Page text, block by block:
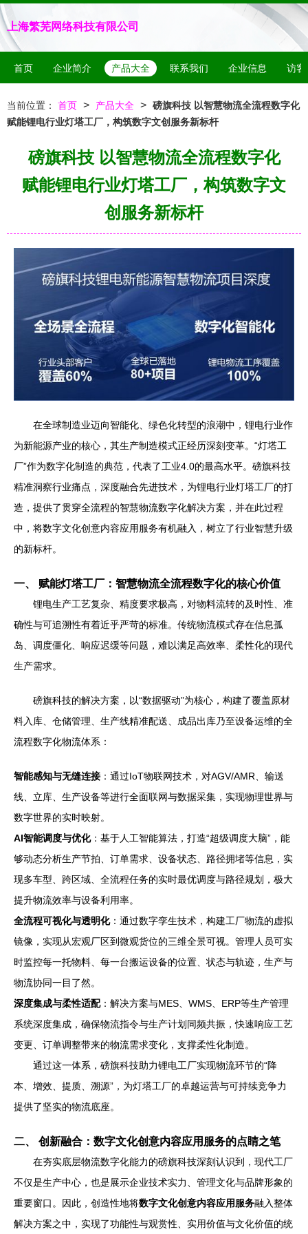
上海繁芜网络科技有限公司
首页 企业简介 产品大全 联系我们 企业信息 访客
当前位置： 首页 > 产品大全 > 磅旗科技 以智慧物流全流程数字化
赋能锂电行业灯塔工厂，构筑数字文创服务新标杆
磅旗科技 以智慧物流全流程数字化
赋能锂电行业灯塔工厂，构筑数字文
创服务新标杆
在全球制造业迈向智能化、绿色化转型的浪潮中，锂电行业作
为新能源产业的核心，其生产制造模式正经历深刻变革。“灯塔工
厂”作为数字化制造的典范，代表了工业4.0的最高水平。磅旗科技
精准洞察行业痛点，深度融合先进技术，为锂电行业灯塔工厂的打
造，提供了贯穿全流程的智慧物流数字化解决方案，并在此过程
中，将数字文化创意内容应用服务有机融入，树立了行业智慧升级
的新标杆。
一、 赋能灯塔工厂：智慧物流全流程数字化的核心价值
锂电生产工艺复杂、精度要求极高，对物料流转的及时性、准
确性与可追溯性有着近乎严苛的标准。传统物流模式存在信息孤
岛、调度僵化、响应迟缓等问题，难以满足高效率、柔性化的现代
生产需求。
磅旗科技的解决方案，以“数据驱动”为核心，构建了覆盖原材
料入库、仓储管理、生产线精准配送、成品出库乃至设备运维的全
流程数字化物流体系：
智能感知与无缝连接 ：通过IoT物联网技术，对AGV/AMR、输送
线、立库、生产设备等进行全面联网与数据采集，实现物理世界与
数字世界的实时映射。
AI智能调度与优化：基于人工智能算法，打造“超级调度大脑”，能
够动态分析生产节拍、订单需求、设备状态、路径拥堵等信息，实
现多车型、跨区域、全流程任务的实时最优调度与路径规划，极大
提升物流效率与设备利用率。
全流程可视化与透明化：通过数字孪生技术，构建工厂物流的虚拟
镜像，实现从宏观厂区到微观货位的三维全景可视。管理人员可实
时监控每一托物料、每一台搬运设备的位置、状态与轨迹，生产与
物流协同一目了然。
深度集成与柔性适配：解决方案与MES、WMS、ERP等生产管理
系统深度集成，确保物流指令与生产计划同频共振，快速响应工艺
变更、订单调整带来的物流需求变化，支撑柔性化制造。
通过这一体系，磅旗科技助力锂电工厂实现物流环节的“降
本、增效、提质、溯源”，为灯塔工厂的卓越运营与可持续竞争力
提供了坚实的物流底座。
二、 创新融合：数字文化创意内容应用服务的点睛之笔
在夯实底层物流数字化能力的磅旗科技深刻认识到，现代工厂
不仅是生产中心，也是展示企业技术实力、管理文化与品牌形象的
重要窗口。因此，创造性地将数字文化创意内容应用服务融入整体
解决方案之中，实现了功能性与观赏性、实用价值与文化价值的统